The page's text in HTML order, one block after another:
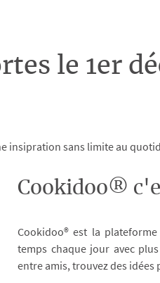
le 1er
insipration sans limite au
Cookidoo®
Cookidoo® est la
temps chaque jour avec
entre amis, trouvez des idées